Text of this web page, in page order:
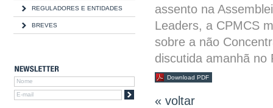
REGULADORES E ENTIDADES
BREVES
assento na
Leaders, a CPMCS
sobre a não
discutida amanhã no
Download PDF
« voltar